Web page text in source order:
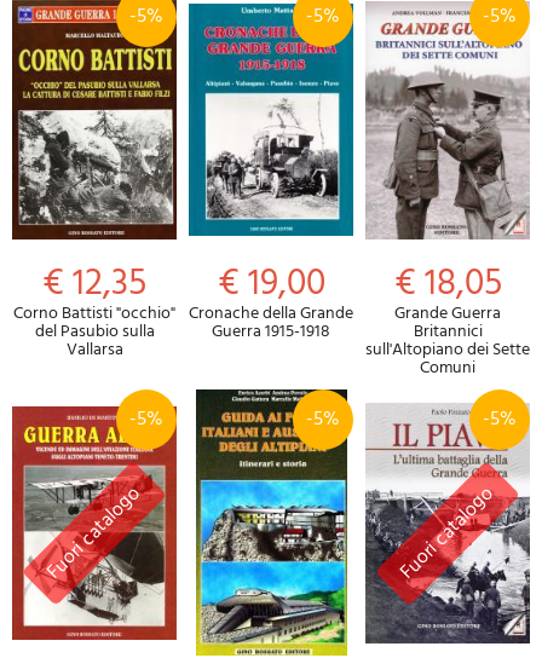
-5%
€ 12,35
Corno Battisti "occhio"
del Pasubio sulla
Vallarsa
-5%
€ 19,00
Cronache della Grande
Guerra 1915-1918
-5%
€ 18,05
Grande Guerra
Britannici
sull'Altopiano dei Sette
Comuni
-5% -5% -5%